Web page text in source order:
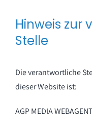
Hinweis zur
Stelle
Die verantwortliche
dieser Website ist:
AGP MEDIA